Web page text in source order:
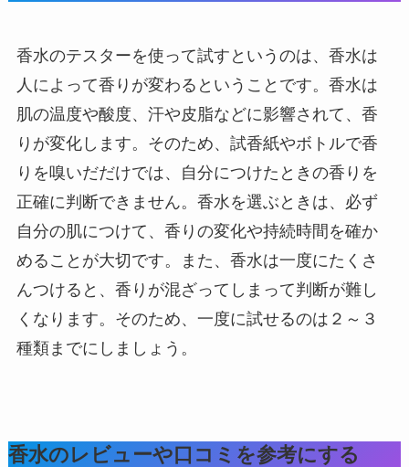
香水のテスターを使って試すというのは、香水は
人によって香りが変わるということです。香水は
肌の温度や酸度、汗や皮脂などに影響されて、香
りが変化します。そのため、試香紙やボトルで香
りを嗅いだだけでは、自分につけたときの香りを
正確に判断できません。香水を選ぶときは、必ず
自分の肌につけて、香りの変化や持続時間を確か
めることが大切です。また、香水は一度にたくさ
んつけると、香りが混ざってしまって判断が難し
くなります。そのため、一度に試せるのは２～３
種類までにしましょう。
香水のレビューや口コミを参考にする